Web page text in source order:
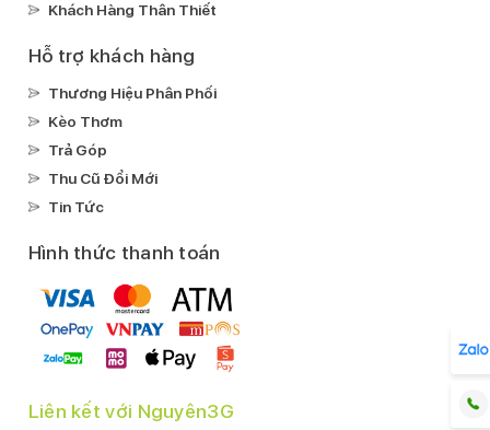
Mạng di động:
SIM:
1 Nano SIM & 1 eSIM
Wifi: Wi-Fi MIMOWi-Fi hotspotWi-Fi 802.11
a/b/g/n/ac/ax
Cổng kết nối/sạc:
Lightning
Jack tai nghe:
Lightning
Khách Hàng Thân Thiết
Hỗ trợ khách hàng
Thương Hiệu Phân Phối
Kèo Thơm
Trả Góp
Thu Cũ Đổi Mới
Tin Tức
Hình thức thanh toán
Liên kết với Nguyên3G